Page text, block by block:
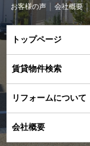
お客様の声
会社概要
トップページ
賃貸物件検索
リフォームについて
会社概要